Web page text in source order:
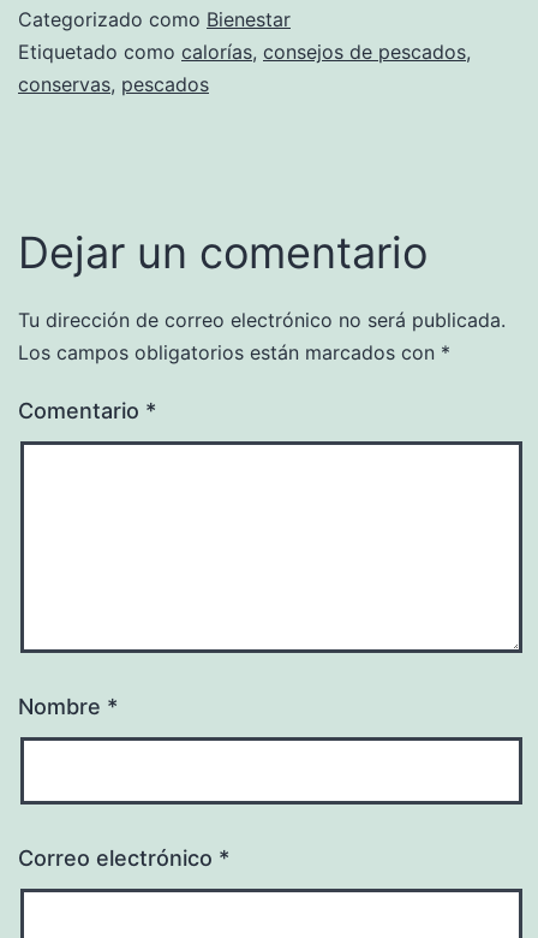
Categorizado como Bienestar
Etiquetado como calorías, consejos de pescados,
conservas, pescados
Dejar un comentario
Tu dirección de correo electrónico no será publicada.
Los campos obligatorios están marcados con *
Comentario *
Nombre *
Correo electrónico *